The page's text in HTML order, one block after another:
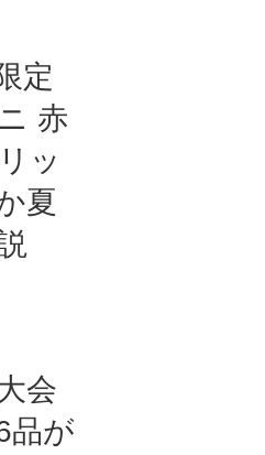
定
赤
ッ
夏
会
品が